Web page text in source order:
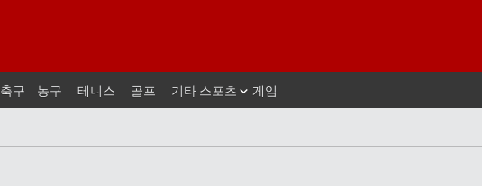
축구 농구 테니스 골프 기타 스포츠 게임